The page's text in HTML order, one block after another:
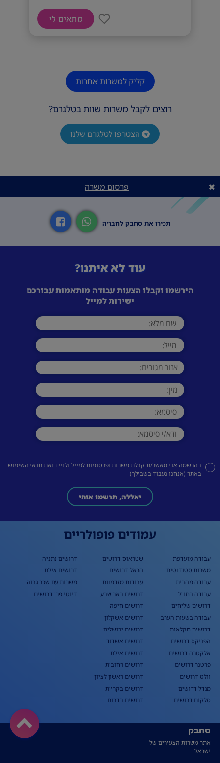
מתאים לי
קליק למשרות אחרות
רוצים לקבל משרות שוות בטלגרם?
הצטרפו לטלגרם שלנו
פרסום משרה
תכירו את סחבק לחבר׳ה
עוד לא איתנו?
הירשמו וקבלו הצעות עבודה מותאמות עבורכם
ישירות למייל
בהרשמה אני מאשר/ת קבלת משרות ופרסומות למייל ולנייד ואתתנאי השימוש
באתר (אנחנו נעבוד בשבילך)
יאללה, תרשמו אותי
עמודים פופולריים
עבודה מועדפת
משרות סטודנטים
עבודה מהבית
עבודה בחו"ל
דרושים שליחים
עבודה בשעות הערב
דרושים חקלאות
הפניקס דרושים
אלקטרה דרושים
פרטנר דרושים
וולט דרושים
מגדל דרושים
סלקום דרושים
שטראוס דרושים
הראל דרושים
עבודות מזדמנות
דרושים באר שבע
דרושים חיפה
דרושים אשקלון
דרושים ירושלים
דרושים אשדוד
דרושים אילת
דרושים רחובות
דרושים ראשון לציון
דרושים בקריות
דרושים בדרום
דרושים נתניה
דרושים אילת
משרות עם שכר גבוה
דיוטי פרי דרושים
סחבק
אתר משרות הצעירים של
ישראל